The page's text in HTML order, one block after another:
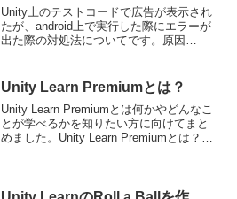
Unity上のテストコードで広告が表示され
たが、android上で実行した際にエラーが
出た際の対処法についてです。原因
告の在庫がないため、表示されなか...
Unity Learn Premiumとは？
Unity Learn Premiumとは何かやどんなこ
とが学べるかを知りたい方に向けてまと
めました。Unity Learn Premiumとは？